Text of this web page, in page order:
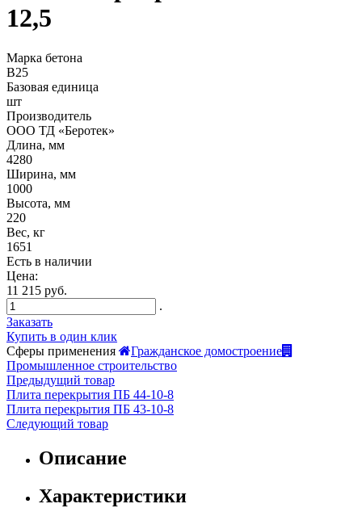
12,5
Марка бетона
B25
Базовая единица
шт
Производитель
ООО ТД «Беротек»
Длина, мм
4280
Ширина, мм
1000
Высота, мм
220
Вес, кг
1651
Есть в наличии
Цена:
11 215 руб.
.
Заказать
Купить в один клик
Сферы применения
Гражданское домостроение
Промышленное строительство
Предыдущий товар
Плита перекрытия ПБ 44-10-8
Плита перекрытия ПБ 43-10-8
Следующий товар
Описание
Характеристики